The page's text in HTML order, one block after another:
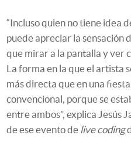
“Incluso quien no tiene idea
puede apreciar la sensación
que mirar a la pantalla y ver
La forma en la que el artista
más directa que en una
convencional, porque se
entre ambos”, explica Jesús
de ese evento de live coding